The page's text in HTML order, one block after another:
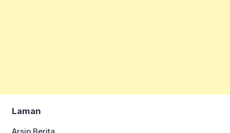
Laman
Arsip Berita